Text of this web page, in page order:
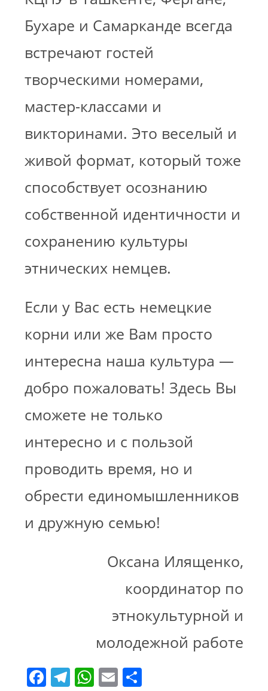
Бухаре и Самарканде всегда
встречают гостей
творческими номерами,
мастер-классами и
викторинами. Это веселый и
живой формат, который тоже
способствует осознанию
собственной идентичности и
сохранению культуры
этнических немцев.
Если у Вас есть немецкие
корни или же Вам просто
интересна наша культура —
добро пожаловать! Здесь Вы
сможете не только
интересно и с пользой
проводить время, но и
обрести единомышленников
и дружную семью!
Оксана Илященко,
координатор по
этнокультурной и
молодежной работе
F T W E